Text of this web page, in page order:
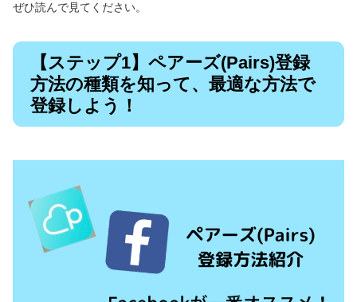
ぜひ読んで見てください。
【ステップ1】ペアーズ(Pairs)登録
方法の種類を知って、最適な方法で
登録しよう！